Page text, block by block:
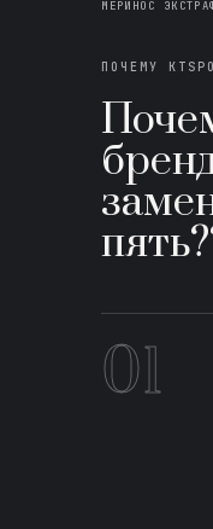
МЕРИНОС
ПОЧЕМУ
01